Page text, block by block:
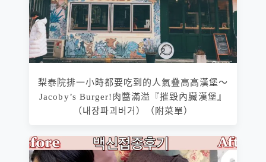
梨泰院排一小時都要吃到的人氣疊高高漢堡～
Jacoby’s Burger!肉醬滿溢『摧毀內臟漢堡』
（내장파괴버거）（附菜單）